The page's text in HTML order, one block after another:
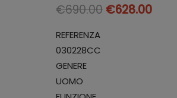
€690.00 €628.00
REFERENZA
030228CC
GENERE
UOMO